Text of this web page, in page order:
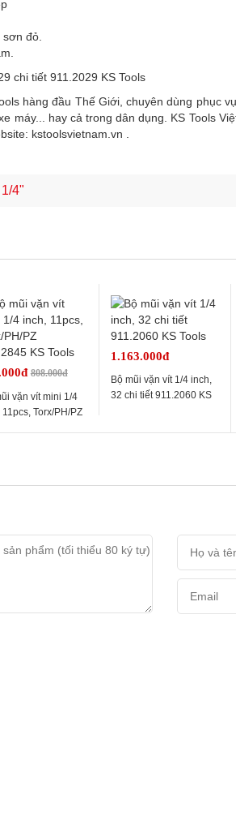
đỏ.
hàng đầu Thế Giới, chuyên dùng phục
máy... hay cả trong dân dụng. KS Tools
kstoolsvietnam.vn
4"
808.000đ
vặn vít mini 1/4
Torx/PH/PZ
1.163.000đ
Bộ mũi vặn vít 1/4 inch,
32 chi tiết 911.2060 KS